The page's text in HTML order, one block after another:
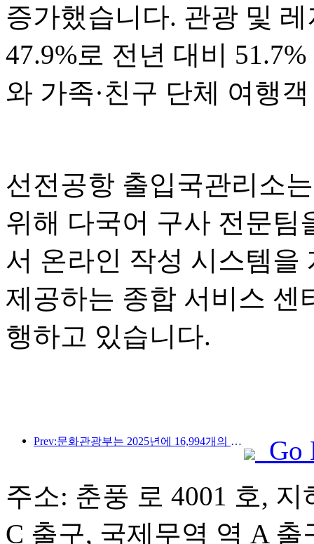
증가했습니다. 관광 및
47.9%로 전년 대비
와 가족·친구 단체 여행
선전공항 출입국관리소
위해 다국어 구사 전문팀
서 온라인 작성 시스템을
제공하는 종합 서비스 센
행하고 있습니다.
Prev:문화관광부는 2025년에 16,994개의 A급 관광지에 75억 1천만 명의 관광객이 방문하여 5,544억 9천만 위안의 관광 수입을 올릴 것으로 예상한다고 발표했습니다.
Go
주소: 춘풍 로 4001 호,
C 출구, 국제무역 역 A